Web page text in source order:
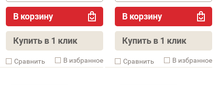
В корзину
Купить в 1 клик
Cравнить В избранное
В корзину
Купить в 1 клик
Cравнить В избранное